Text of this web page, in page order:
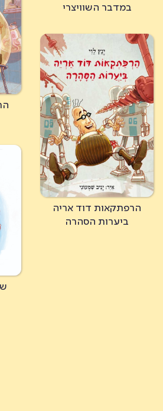
במדבר השוויצרי
הרפתקאות דוד אריה
ביערות הסהרה